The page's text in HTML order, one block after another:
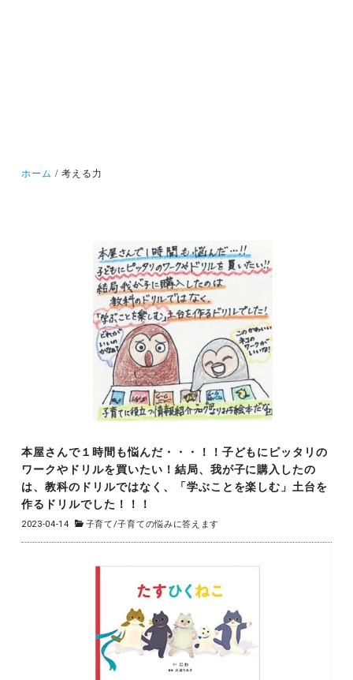
ホーム 考える力
本屋さんで１時間も悩んだ・・・！！子どもにピッタリの
ワークやドリルを買いたい！結局、我が子に購入したの
は、教科のドリルではなく、「学ぶことを楽しむ」土台を
作るドリルでした！！！
2023-04-14 子育て/子育ての悩みに答えます